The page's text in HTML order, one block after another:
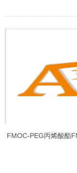
FMOC-PEG丙烯酸酯